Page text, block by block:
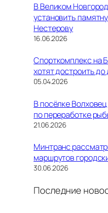
В Великом
установить
Нестерову
16.06.2026
Спорткомплекс на
хотят достроить до
05.04.2026
В посёлке
по переработке
21.06.2026
Минтранс
маршрутов
30.06.2026
Последние